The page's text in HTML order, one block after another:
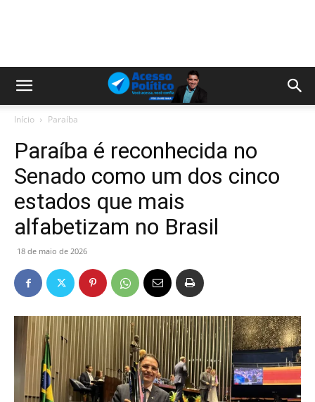
Início Paraíba
Paraíba é reconhecida no
Senado como um dos cinco
estados que mais
alfabetizam no Brasil
18 de maio de 2026